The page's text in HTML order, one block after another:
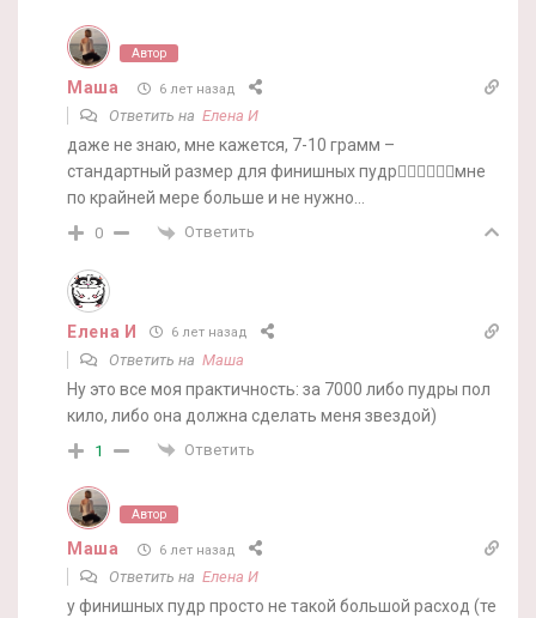
Автор
Маша 6 лет назад
Ответить на Елена И
даже не знаю, мне кажется, 7-10 грамм –
стандартный размер для финишных пудр🤷‍♀️🤷‍♀️🤷‍♀️мне
по крайней мере больше и не нужно…
0 Ответить
Елена И 6 лет назад
Ответить на Маша
Ну это все моя практичность: за 7000 либо пудры пол
кило, либо она должна сделать меня звездой)
1 Ответить
Автор
Маша 6 лет назад
Ответить на Елена И
у финишных пудр просто не такой большой расход (те